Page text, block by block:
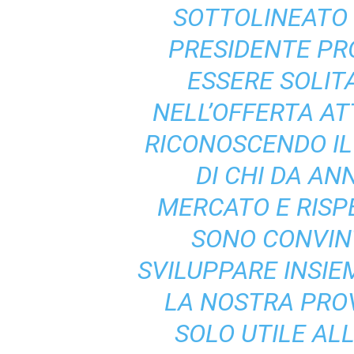
SOTTOLINEATO
PRESIDENTE
ESSERE
NELL’OFFERTA
RICONOSCENDO
DI CHI DA
MERCATO E
SONO
SVILUPPARE
LA NOSTRA
SOLO UTILE